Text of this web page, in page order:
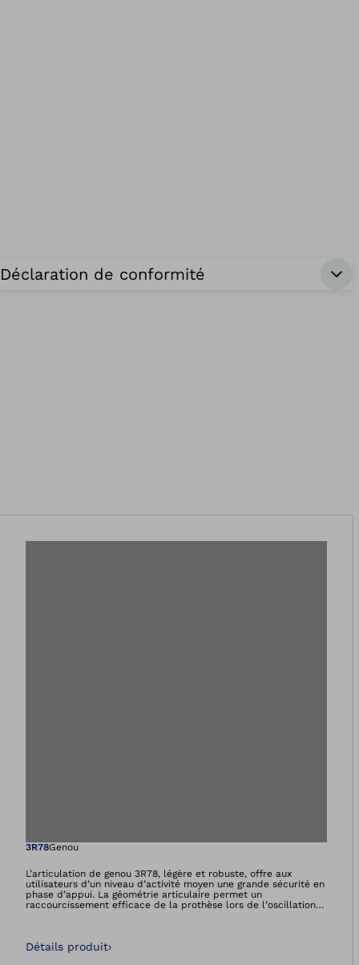
Déclaration de conformité
Ouvre l’image
3R78Genou
L’articulation de genou 3R78, légère et robuste, offre aux
utilisateurs d’un niveau d’activité moyen une grande sécurité en
phase d’appui. La géométrie articulaire permet un
raccourcissement efficace de la prothèse lors de l’oscillation
également à marcher à différentes vitesses et est autorisée
Détails produit›